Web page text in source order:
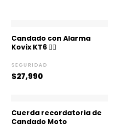
Candado con Alarma
Kovix KT6 👮‍♂️
SEGURIDAD
$27,990
Cuerda recordatoria de
Candado Moto